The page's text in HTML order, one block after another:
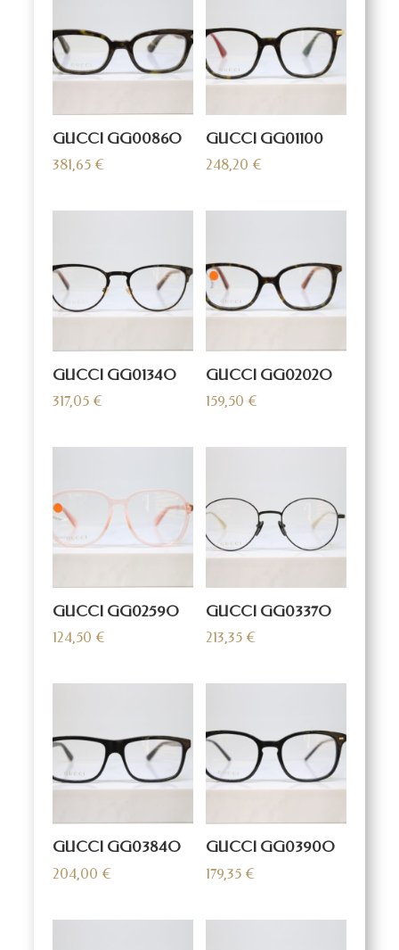
GUCCI GG0086O
381,65 €
GUCCI GG01100
248,20 €
GUCCI GG0134O
317,05 €
GUCCI GG0202O
159,50 €
GUCCI GG0259O
124,50 €
GUCCI GG0337O
213,35 €
GUCCI GG0384O
204,00 €
GUCCI GG0390O
179,35 €